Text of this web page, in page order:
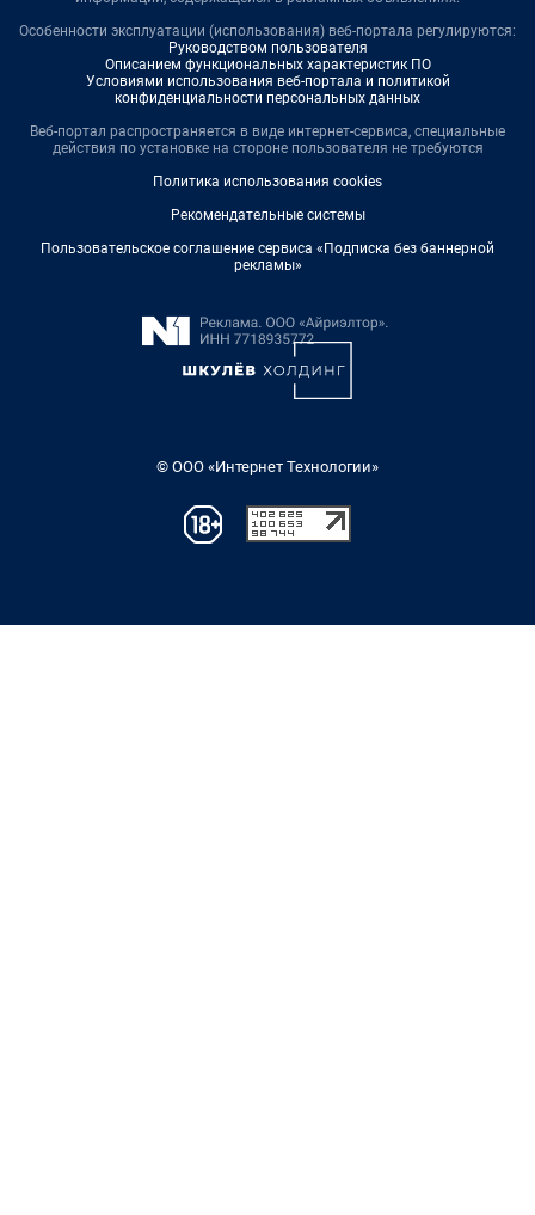
Особенности эксплуатации (использования) веб-портала регулируются:
Руководством пользователя
Описанием функциональных характеристик ПО
Условиями использования веб-портала и политикой
конфиденциальности персональных данных
Веб-портал распространяется в виде интернет-сервиса, специальные
действия по установке на стороне пользователя не требуются
Политика использования cookies
Рекомендательные системы
Пользовательское соглашение сервиса «Подписка без баннерной
рекламы»
© ООО «Интернет Технологии»